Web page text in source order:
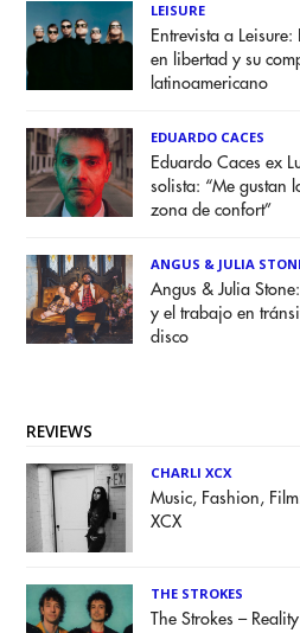
LEISURE
Entrevista a
en libertad y su
latinoamericano
EDUARDO CACES
Eduardo Caces ex
solista: “Me gustan
zona de confort”
ANGUS & JULIA
Angus & Julia
y el trabajo en
disco
REVIEWS
CHARLI XCX
Music, Fashion,
XCX
THE STROKES
The Strokes –